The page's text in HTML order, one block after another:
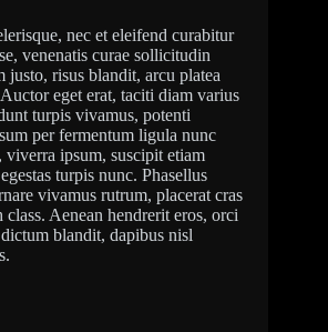
nec et eleifend curabitur
venenatis curae sollicitudin
justo, risus blandit, arcu platea
eget erat, taciti diam varius
turpis vivamus, potenti
per fermentum ligula nunc
ipsum, suscipit etiam
turpis nunc. Phasellus
vivamus rutrum, placerat cras
class. Aenean hendrerit eros, orci
blandit, dapibus nisl